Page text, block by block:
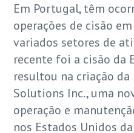
Em Portugal, têm
operações de cisão
variados setores de
recente foi a cisão da
resultou na criação da
Solutions Inc., uma
operação e
nos Estados Unidos